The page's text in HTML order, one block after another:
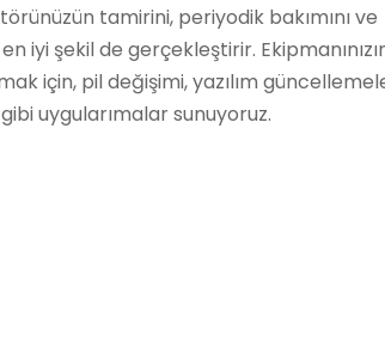
tamirini, periyodik bakımını ve
iyi şekil de gerçekleştirir.
için, pil değişimi, yazılım
uygularımalar sunuyoruz.